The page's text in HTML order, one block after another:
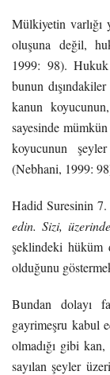
Mülkiyetin varlığı
oluşuna değil,
1999: 98).
bunun
kanun
sayesinde
koyucunun
(Nebhani, 1999:
Hadid Suresinin
edin. Sizi,
şeklindeki hüküm
olduğunu
Bundan dolayı
gayrimeşru kabul
olmadığı gibi
sayılan şeyler